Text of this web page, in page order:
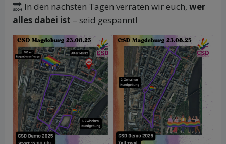
In den nächsten Tagen verraten wir euch,wer
alles dabei ist – seid gespannt!